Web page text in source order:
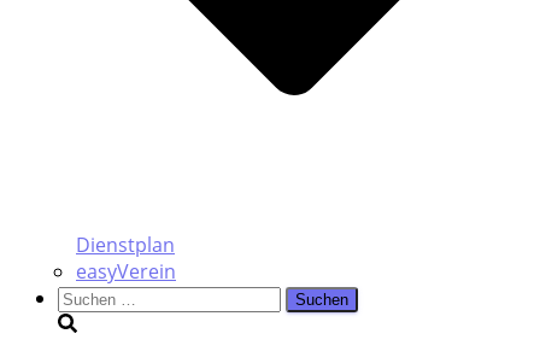
Dienstplan
easyVerein
Suchen
nach: